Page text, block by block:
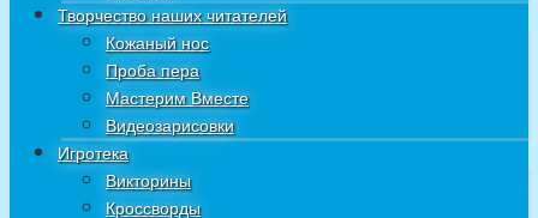
Творчество наших читателей
Кожаный нос
Проба пера
Мастерим Вместе
Видеозарисовки
Игротека
Викторины
Кроссворды